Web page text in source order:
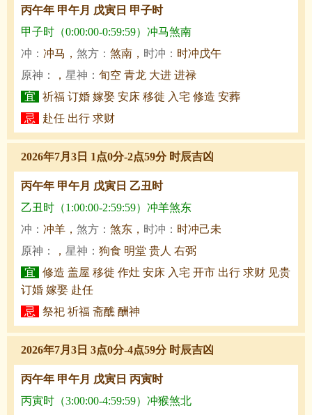
丙午年 甲午月 戊寅日 甲子时
甲子时（0:00:00-0:59:59）冲马煞南
冲： 冲马， 煞方： 煞南， 时冲： 时冲戊午
原神：
， 星神： 旬空 青龙 大进 进禄
宜
祈福 订婚 嫁娶 安床 移徙 入宅 修造 安葬
忌
赴任 出行 求财
2026年7月3日 1点0分-2点59分 时辰吉凶
丙午年 甲午月 戊寅日 乙丑时
乙丑时（1:00:00-2:59:59）冲羊煞东
冲： 冲羊， 煞方： 煞东， 时冲： 时冲己未
原神：
， 星神： 狗食 明堂 贵人 右弼
宜
修造 盖屋 移徙 作灶 安床 入宅 开市 出行 求财 见贵
订婚 嫁娶 赴任
忌
祭祀 祈福 斋醮 酬神
2026年7月3日 3点0分-4点59分 时辰吉凶
丙午年 甲午月 戊寅日 丙寅时
丙寅时（3:00:00-4:59:59）冲猴煞北